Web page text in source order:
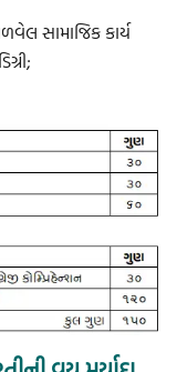
સામાજિક કાર્ય